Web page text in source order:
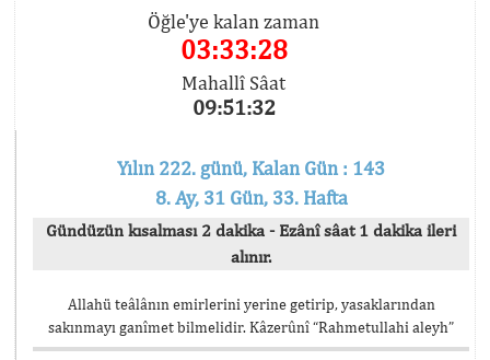
Öğle'ye kalan zaman
03:33:28
Mahallî Sâat
09:51:32
Yılın 222. günü, Kalan Gün : 143
8. Ay, 31 Gün, 33. Hafta
Gündüzün kısalması 2 dakika - Ezânî sâat 1 dakika ileri
alınır.
Allahü teâlânın emirlerini yerine getirip, yasaklarından
sakınmayı ganîmet bilmelidir. Kâzerûnî “Rahmetullahi aleyh”